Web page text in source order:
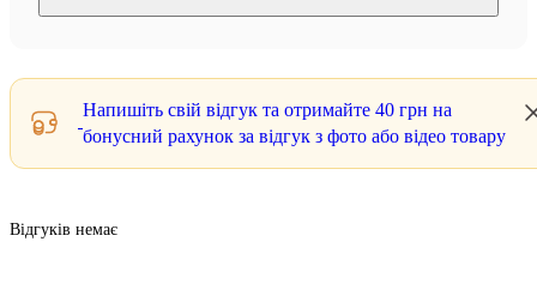
Напишіть свій відгук та отримайте 40 грн на
бонусний рахунок за відгук з фото або відео товару
Відгуків немає